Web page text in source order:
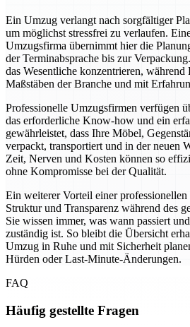
Ein Umzug verlangt nach sorgfältiger
um möglichst stressfrei zu verlaufen.
Umzugsfirma übernimmt hier die
der Terminabsprache bis zur
das Wesentliche konzentrieren,
Maßstäben der Branche und mit
Professionelle Umzugsfirmen verfügen
das erforderliche Know-how und ein
gewährleistet, dass Ihre Möbel,
verpackt, transportiert und in der neuen
Zeit, Nerven und Kosten können so
ohne Kompromisse bei der Qualität.
Ein weiterer Vorteil einer
Struktur und Transparenz während des
Sie wissen immer, was wann passiert
zuständig ist. So bleibt die Übersicht
Umzug in Ruhe und mit Sicherheit
Hürden oder Last-Minute-Änderungen.
FAQ
Häufig gestellte Fragen